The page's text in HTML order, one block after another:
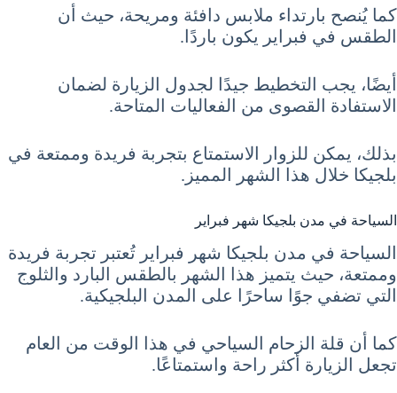
كما يُنصح بارتداء ملابس دافئة ومريحة، حيث أن
الطقس في فبراير يكون باردًا.
أيضًا، يجب التخطيط جيدًا لجدول الزيارة لضمان
الاستفادة القصوى من الفعاليات المتاحة.
بذلك، يمكن للزوار الاستمتاع بتجربة فريدة وممتعة في
بلجيكا خلال هذا الشهر المميز.
السياحة في مدن بلجيكا شهر فبراير
السياحة في مدن بلجيكا شهر فبراير تُعتبر تجربة فريدة
وممتعة، حيث يتميز هذا الشهر بالطقس البارد والثلوج
التي تضفي جوًا ساحرًا على المدن البلجيكية.
كما أن قلة الزحام السياحي في هذا الوقت من العام
تجعل الزيارة أكثر راحة واستمتاعًا.